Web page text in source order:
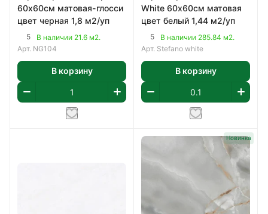
60х60см матовая-глосси
цвет черная 1,8 м2/уп
5
В наличии 21.6 м2.
Арт. NG104
В корзину
White 60х60см матовая
цвет белый 1,44 м2/уп
5
В наличии 285.84 м2.
Арт. Stefano white
В корзину
Новинка